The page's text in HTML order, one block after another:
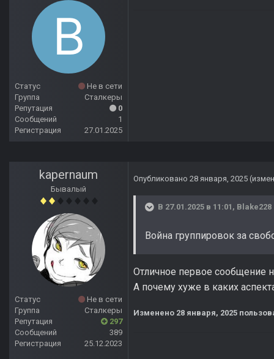
Статус
Не в сети
Группа
Сталкеры
Репутация
0
Сообщений
1
Регистрация
27.01.2025
kapernaum
Бывалый
Статус
Не в сети
Группа
Сталкеры
Репутация
297
Сообщений
389
Регистрация
25.12.2023
Опубликовано 28 января, 2025
В 27.01.2025 в 11:01, Blake228
Война группировок за
Отличное первое сообщение
А почему хуже в каких
Изменено 28 января, 2025